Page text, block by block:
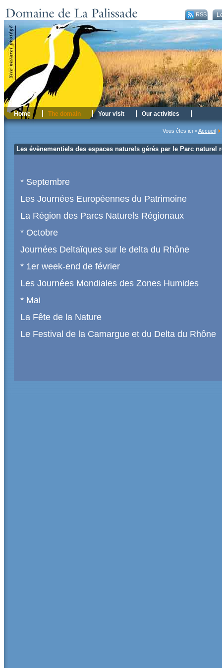
RSS
Home The domain Your visit Our activities
Vous êtes ici >Accueil
Les évènementiels des espaces naturels gérés par le Parc naturel
* Septembre
Les Journées Européennes du Patrimoine
La Région des Parcs Naturels Régionaux
* Octobre
Journées Deltaïques sur le delta du Rhône
* 1er week-end de février
Les Journées Mondiales des Zones Humides
* Mai
La Fête de la Nature
Le Festival de la Camargue et du Delta du Rhône